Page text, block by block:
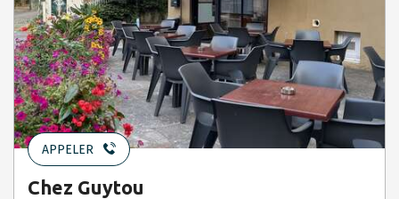
APPELER
Chez Guytou